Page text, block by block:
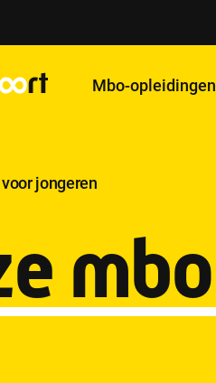
Mbo-opleidingen
jongeren